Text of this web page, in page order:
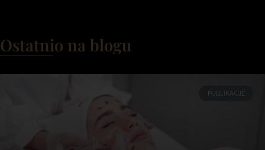
Ostatnio na blogu
PUBLIKACJE